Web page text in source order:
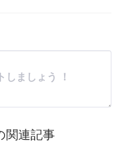
しましょう ！
関連記事